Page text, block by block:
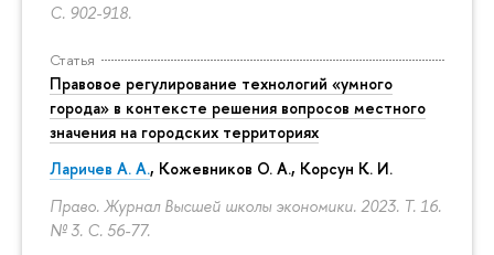
С. 902-918.
Статья
Правовое регулирование технологий «умного
города» в контексте решения вопросов местного
значения на городских территориях
Ларичев А. А., Кожевников О. А., Корсун К. И.
Право. Журнал Высшей школы экономики. 2023. Т. 16.
№ 3. С. 56-77.